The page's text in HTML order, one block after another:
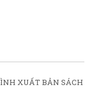
XUẤT BẢN SÁCH